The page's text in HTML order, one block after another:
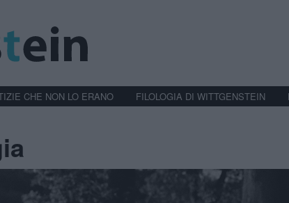
CHE NON LO ERANO FILOLOGIA DI WITTGENSTEIN